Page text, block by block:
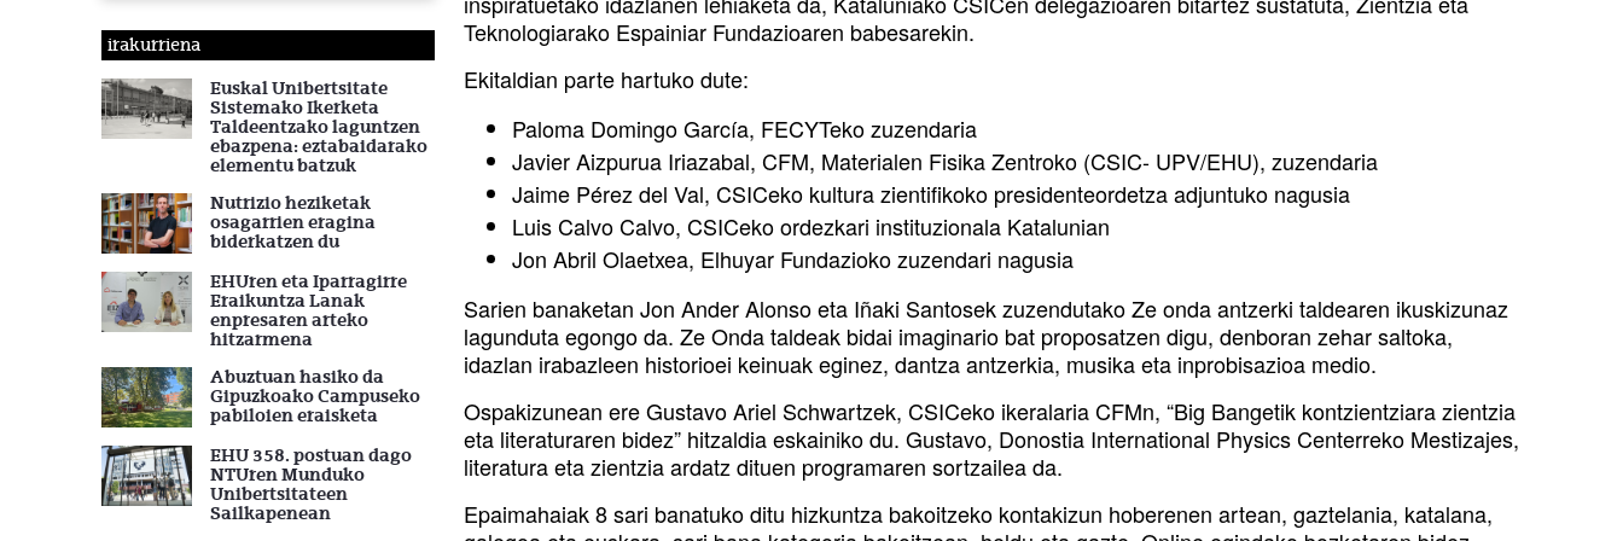
irakurriena
Euskal Unibertsitate
Sistemako Ikerketa
Taldeentzako laguntzen
ebazpena: eztabaidarako
elementu batzuk
Nutrizio heziketak
osagarrien eragina
biderkatzen du
EHUren eta Iparragirre
Eraikuntza Lanak
enpresaren arteko
hitzarmena
Abuztuan hasiko da
Gipuzkoako Campuseko
pabiloien eraisketa
EHU 358. postuan dago
NTUren Munduko
Unibertsitateen
Sailkapenean
Teknologiarako Espainiar Fundazioaren babesarekin.
Ekitaldian parte hartuko dute:
Paloma Domingo García, FECYTeko zuzendaria
Javier Aizpurua Iriazabal, CFM, Materialen Fisika Zentroko (CSIC- UPV/EHU), zuzendaria
Jaime Pérez del Val, CSICeko kultura zientifikoko presidenteordetza adjuntuko nagusia
Luis Calvo Calvo, CSICeko ordezkari instituzionala Katalunian
Jon Abril Olaetxea, Elhuyar Fundazioko zuzendari nagusia
Sarien banaketan Jon Ander Alonso eta Iñaki Santosek zuzendutako Ze onda antzerki taldearen ikuskizunaz
lagunduta egongo da. Ze Onda taldeak bidai imaginario bat proposatzen digu, denboran zehar saltoka,
idazlan irabazleen historioei keinuak eginez, dantza antzerkia, musika eta inprobisazioa medio.
Ospakizunean ere Gustavo Ariel Schwartzek, CSICeko ikeralaria CFMn, “Big Bangetik kontzientziara zientzia
eta literaturaren bidez” hitzaldia eskainiko du. Gustavo, Donostia International Physics Centerreko Mestizajes,
literatura eta zientzia ardatz dituen programaren sortzailea da.
Epaimahaiak 8 sari banatuko ditu hizkuntza bakoitzeko kontakizun hoberenen artean, gaztelania, katalana,